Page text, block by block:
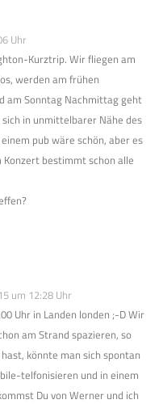
Uhr
Kurztrip. Wir fliegen am
werden am frühen
am Sonntag Nachmittag geht
in unmittelbarer Nähe des
pub wäre schön, aber es
Konzert bestimmt schon alle
um 12:28 Uhr
Uhr in Landen londen ;-D Wir
am Strand spazieren, so
könnte man sich spontan
telfonisieren und in einem
Du von Werner und ich